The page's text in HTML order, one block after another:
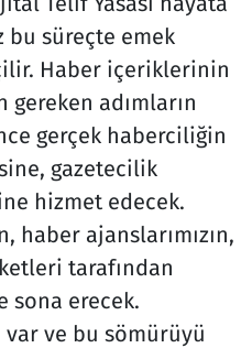
bu süreçte emek
Haber içeriklerinin
adımların
gerçek haberciliğin
gazetecilik
hizmet edecek.
haber ajanslarımızın,
tarafından
sona erecek.
var ve bu sömürüyü